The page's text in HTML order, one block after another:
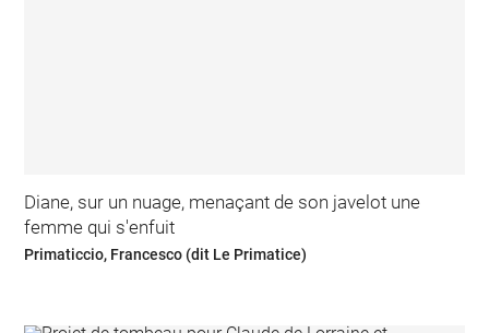
Diane, sur un nuage, menaçant de son javelot une
femme qui s'enfuit
Primaticcio, Francesco (dit Le Primatice)